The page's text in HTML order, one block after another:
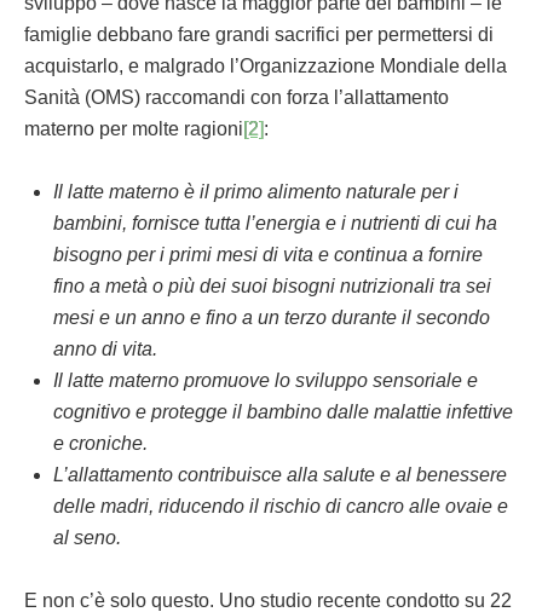
famiglie debbano fare grandi sacrifici per permettersi di
acquistarlo, e malgrado l’Organizzazione Mondiale della
Sanità (OMS) raccomandi con forza l’allattamento
materno per molte ragioni [2]:
Il latte materno è il primo alimento naturale per i
bambini, fornisce tutta l’energia e i nutrienti di cui ha
bisogno per i primi mesi di vita e continua a fornire
fino a metà o più dei suoi bisogni nutrizionali tra sei
mesi e un anno e fino a un terzo durante il secondo
anno di vita.
Il latte materno promuove lo sviluppo sensoriale e
cognitivo e protegge il bambino dalle malattie infettive
e croniche.
L’allattamento contribuisce alla salute e al benessere
delle madri, riducendo il rischio di cancro alle ovaie e
al seno.
E non c’è solo questo. Uno studio recente condotto su 22